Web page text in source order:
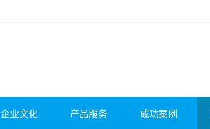
企业文化 产品服务 成功案例